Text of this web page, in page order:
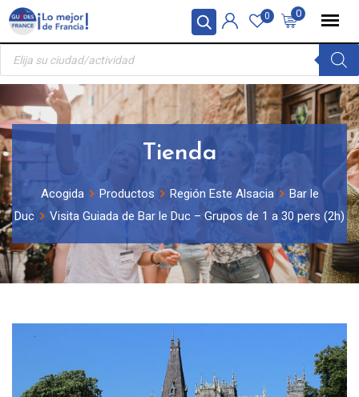
Panel de gestión de cookies
Skip
content
0
0
Búsqueda
productos
Tienda
Acogida Productos Región Este Alsacia
Bar le
Duc
Visita Guiada de Bar le Duc – Grupos de 1 a 30 pers (2h)